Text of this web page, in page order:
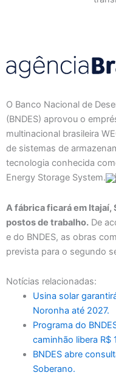
O Banco Nacional de
(BNDES) aprovou o
multinacional brasileira
de sistemas de
tecnologia conhecida
Energy Storage System.
A fábrica ficará em Itajaí,
postos de trabalho. De
e do BNDES, as obras
prevista para o segundo
Notícias relacionadas:
Usina solar
Noronha até 2027.
Programa do
caminhão libera R$
BNDES abre
Soberano.